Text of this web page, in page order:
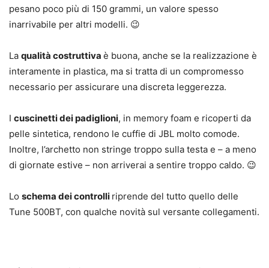
pesano poco più di 150 grammi, un valore spesso
inarrivabile per altri modelli. 😉
La qualità costruttiva è buona, anche se la realizzazione è
interamente in plastica, ma si tratta di un compromesso
necessario per assicurare una discreta leggerezza.
I cuscinetti dei padiglioni, in memory foam e ricoperti da
pelle sintetica, rendono le cuffie di JBL molto comode.
Inoltre, l’archetto non stringe troppo sulla testa e – a meno
di giornate estive – non arriverai a sentire troppo caldo. 😉
Lo schema dei controlli riprende del tutto quello delle
Tune 500BT, con qualche novità sul versante collegamenti.